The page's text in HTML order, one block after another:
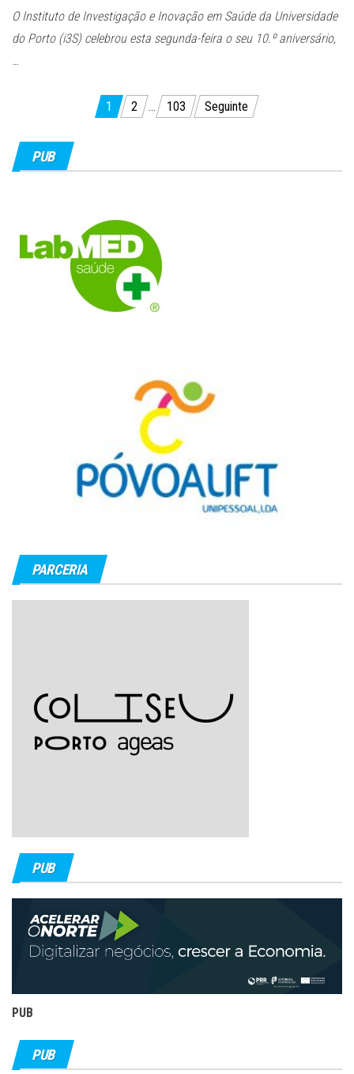
O Instituto de Investigação e Inovação em Saúde da Universidade
do Porto (i3S) celebrou esta segunda-feira o seu 10.º aniversário,
…
Paginação
conteúdos
1 2 … 103 Seguinte
PUB
PARCERIA
PUB
PUB
PUB